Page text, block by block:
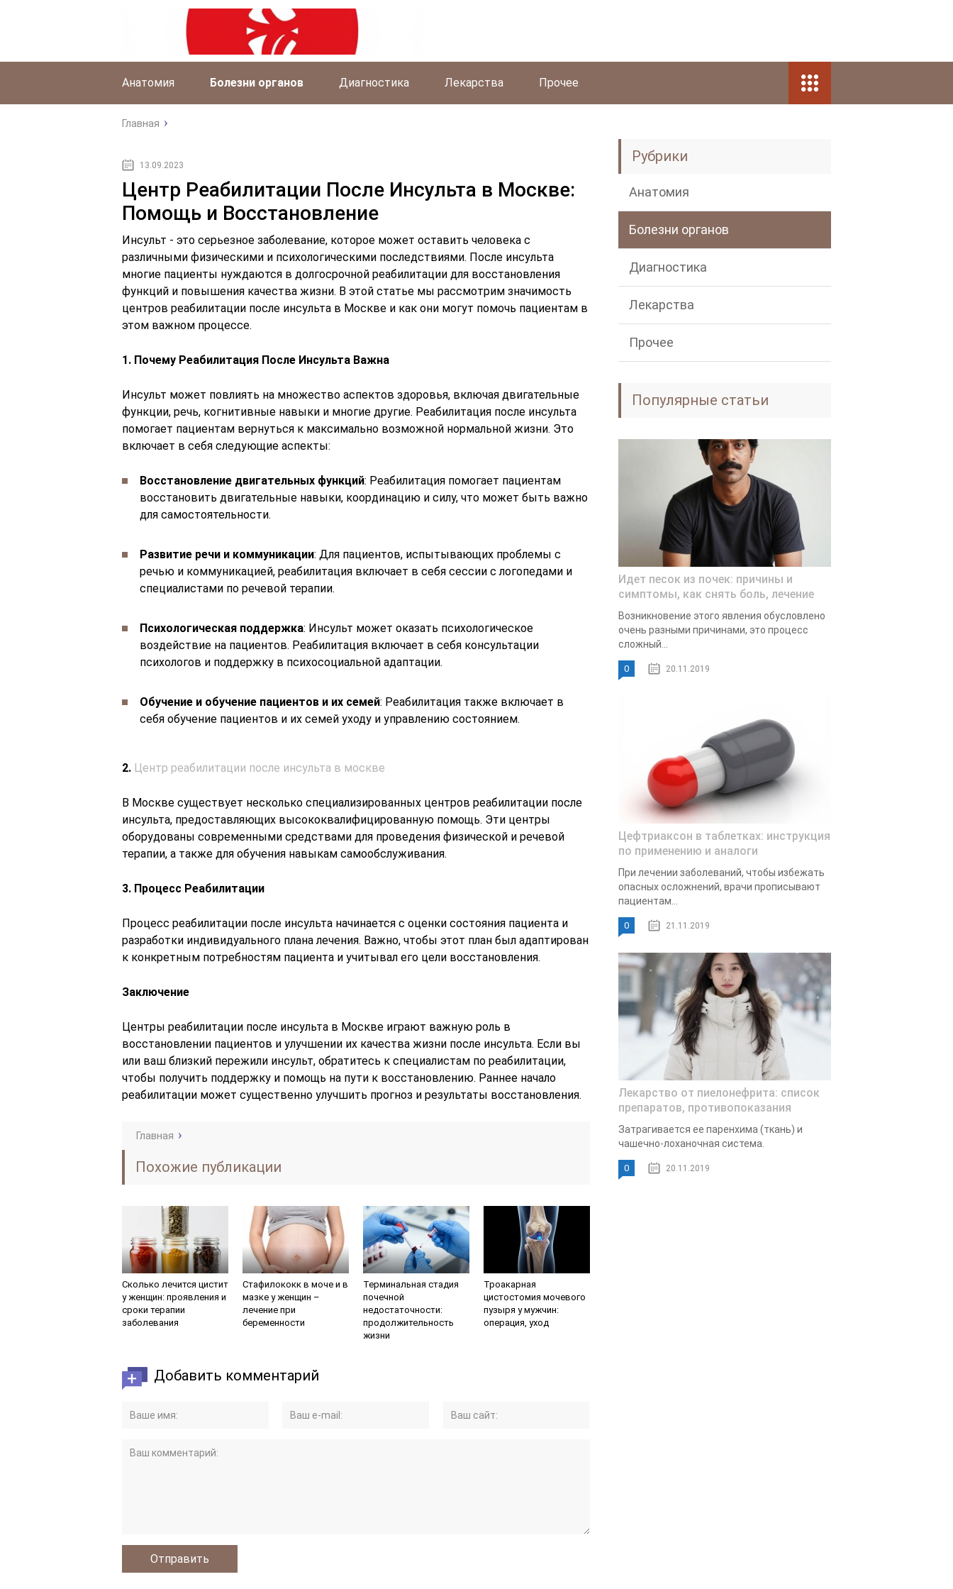
Анатомия Болезни органов Диагностика Лекарства Прочее
Главная
13.09.2023
Центр Реабилитации После Инсульта в Москве:
Помощь и Восстановление
Инсульт - это серьезное заболевание, которое может оставить человека с
различными физическими и психологическими последствиями. После инсульта
многие пациенты нуждаются в долгосрочной реабилитации для восстановления
функций и повышения качества жизни. В этой статье мы рассмотрим значимость
центров реабилитации после инсульта в Москве и как они могут помочь пациентам в
этом важном процессе.
1. Почему Реабилитация После Инсульта Важна
Инсульт может повлиять на множество аспектов здоровья, включая двигательные
функции, речь, когнитивные навыки и многие другие. Реабилитация после инсульта
помогает пациентам вернуться к максимально возможной нормальной жизни. Это
включает в себя следующие аспекты:
Восстановление двигательных функций: Реабилитация помогает пациентам
восстановить двигательные навыки, координацию и силу, что может быть важно
для самостоятельности.
Развитие речи и коммуникации: Для пациентов, испытывающих проблемы с
речью и коммуникацией, реабилитация включает в себя сессии с логопедами и
специалистами по речевой терапии.
Психологическая поддержка: Инсульт может оказать психологическое
воздействие на пациентов. Реабилитация включает в себя консультации
психологов и поддержку в психосоциальной адаптации.
Обучение и обучение пациентов и их семей: Реабилитация также включает в
себя обучение пациентов и их семей уходу и управлению состоянием.
2. Центр реабилитации после инсульта в москве
В Москве существует несколько специализированных центров реабилитации после
инсульта, предоставляющих высококвалифицированную помощь. Эти центры
оборудованы современными средствами для проведения физической и речевой
терапии, а также для обучения навыкам самообслуживания.
3. Процесс Реабилитации
Процесс реабилитации после инсульта начинается с оценки состояния пациента и
разработки индивидуального плана лечения. Важно, чтобы этот план был адаптирован
к конкретным потребностям пациента и учитывал его цели восстановления.
Заключение
Центры реабилитации после инсульта в Москве играют важную роль в
восстановлении пациентов и улучшении их качества жизни после инсульта. Если вы
или ваш близкий пережили инсульт, обратитесь к специалистам по реабилитации,
чтобы получить поддержку и помощь на пути к восстановлению. Раннее начало
реабилитации может существенно улучшить прогноз и результаты восстановления.
Главная
Похожие публикации
Сколько лечится цистит
у женщин: проявления и
сроки терапии
заболевания
Стафилококк в моче и в
мазке у женщин –
лечение при
беременности
Терминальная стадия
почечной
недостаточности:
продолжительность
жизни
Троакарная
цистостомия мочевого
пузыря у мужчин:
операция, уход
Добавить комментарий
Рубрики
Анатомия
Болезни органов
Диагностика
Лекарства
Прочее
Популярные статьи
Идет песок из почек: причины и
симптомы, как снять боль, лечение
Возникновение этого явления обусловлено
очень разными причинами, это процесс
сложный...
0 20.11.2019
Цефтриаксон в таблетках: инструкция
по применению и аналоги
При лечении заболеваний, чтобы избежать
опасных осложнений, врачи прописывают
пациентам...
0 21.11.2019
Лекарство от пиелонефрита: список
препаратов, противопоказания
Затрагивается ее паренхима (ткань) и
чашечно-лоханочная система.
0 20.11.2019